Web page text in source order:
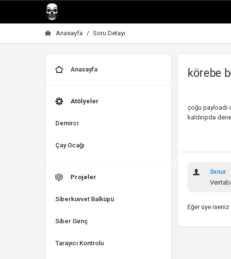
Anasayfa Soru Detayı
Anasayfa
Atölyeler
Demirci
Çay Ocağı
Projeler
Siberkuvvet Balküpü
Siber Genç
Tarayıcı Kontrolu
körebe
çoğu payloadı
kaldırıpda
0xnur
Eğer üye iseniz